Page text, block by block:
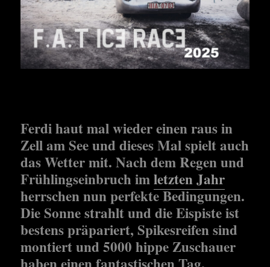
Ferdi haut mal wieder einen raus in
Zell am See und dieses Mal spielt auch
das Wetter mit. Nach dem Regen und
Frühlingseinbruch imletzten Jahr
herrschen nun perfekte Bedingungen.
Die Sonne strahlt und die Eispiste ist
bestens präpariert, Spikesreifen sind
montiert und 5000 hippe Zuschauer